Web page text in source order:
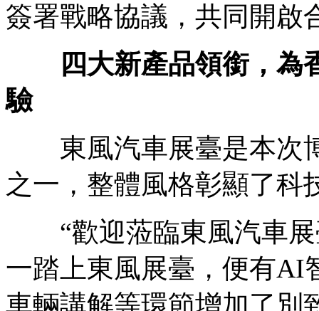
簽署戰略協議，共同開啟
四大新產品領銜，為
驗
東風汽車展臺是本次
之一，整體風格彰顯了科
“歡迎蒞臨東風汽車展
一踏上東風展臺，便有AI
車輛講解等環節增加了別